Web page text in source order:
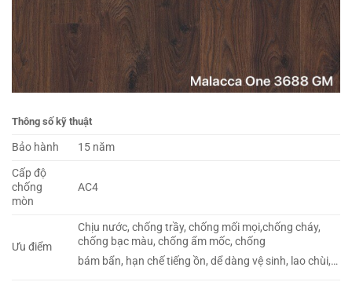
Thông số kỹ thuật
Bảo hành
15 năm
Cấp độ
chống
mòn
AC4
Ưu điểm
Chịu nước, chống trầy, chống mối mọi,chống cháy,
chống bạc màu, chống ẩm mốc, chống
bám bẩn, hạn chế tiếng ồn, dể dàng vệ sinh, lao chùi,…